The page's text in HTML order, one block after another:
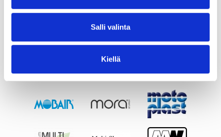
Salli valinta
Kiellä